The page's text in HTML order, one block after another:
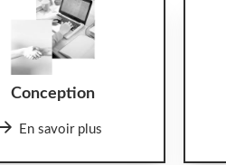
Conception
En savoir plus